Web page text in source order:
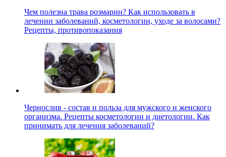
Чем полезна трава розмарин? Как использовать в
лечении заболеваний, косметологии, уходе за волосами?
Рецепты, противопоказания
Чернослив - состав и польза для мужского и женского
организма. Рецепты косметологии и диетологии. Как
принимать для лечения заболеваний?